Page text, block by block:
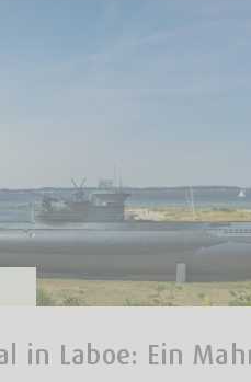
in Laboe: Ein